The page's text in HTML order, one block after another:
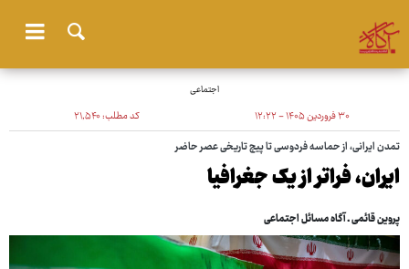
اجتماعی
۳۰ فروردین ۱۴۰۵ - ۱۲:۲۲ کد مطلب:۲۱٬۵۴۰
تمدن ایرانی، از حماسه فردوسی تا پیچ تاریخی عصر حاضر
ایران، فراتر از یک جغرافیا
پروین قائمی ـ آگاه مسائل اجتماعی